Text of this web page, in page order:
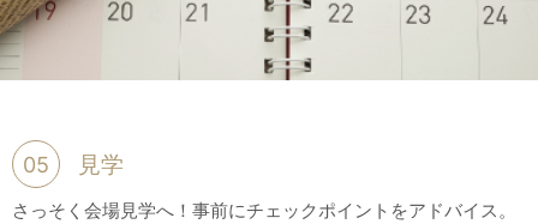
05 見学
さっそく会場見学へ！事前にチェックポイントをアドバイス。